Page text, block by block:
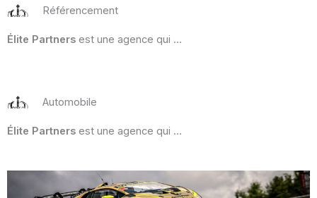
Référencement
Élite Partners est une agence qui …
Automobile
Élite Partners est une agence qui …